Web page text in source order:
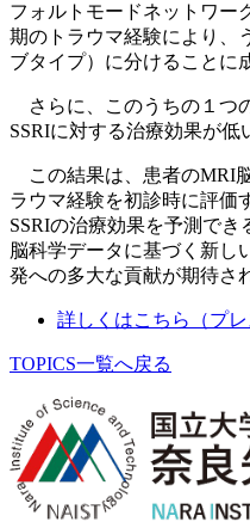
フォルトモードネットワー
期のトラウマ経験により、
ブタイプ）に分けることに
さらに、このうちの１つ
SSRIに対する治療効果が低
この結果は、患者のMRI
ラウマ経験を初診時に評価
SSRIの治療効果を予測でき
脳科学データに基づく新し
発への多大な貢献が期待さ
詳しくはこちら（プレ
TOPICS一覧へ戻る